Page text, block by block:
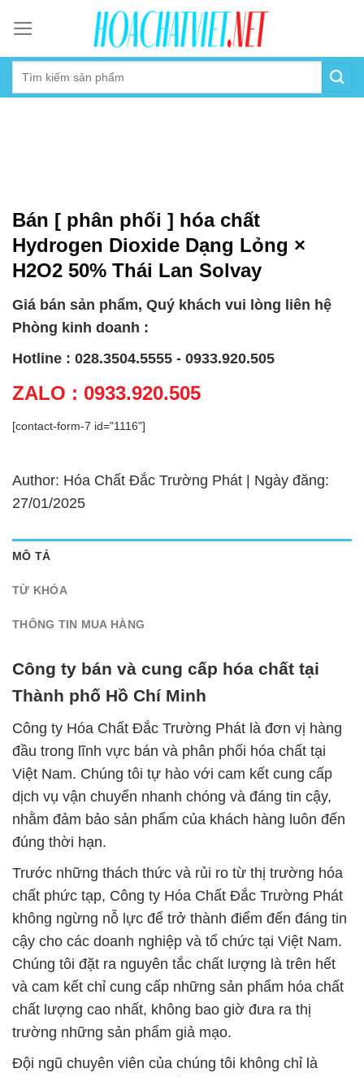
content
Bán [ phân phối ] hóa chất
Hydrogen Dioxide Dạng Lỏng ×
H2O2 50% Thái Lan Solvay
Giá bán sản phẩm, Quý khách vui lòng liên hệ
Phòng kinh doanh :
Hotline : 028.3504.5555 - 0933.920.505
ZALO : 0933.920.505
[contact-form-7 id="1116"]
Author: Hóa Chất Đắc Trường Phát | Ngày đăng:
27/01/2025
MÔ TẢ
TỪ KHÓA
THÔNG TIN MUA HÀNG
Công ty bán và cung cấp hóa chất tại
Thành phố Hồ Chí Minh
Công ty Hóa Chất Đắc Trường Phát là đơn vị hàng
đầu trong lĩnh vực bán và phân phối hóa chất tại
Việt Nam. Chúng tôi tự hào với cam kết cung cấp
dịch vụ vận chuyển nhanh chóng và đáng tin cậy,
nhằm đảm bảo sản phẩm của khách hàng luôn đến
đúng thời hạn.
Trước những thách thức và rủi ro từ thị trường hóa
chất phức tạp, Công ty Hóa Chất Đắc Trường Phát
không ngừng nỗ lực để trở thành điểm đến đáng tin
cậy cho các doanh nghiệp và tổ chức tại Việt Nam.
Chúng tôi đặt ra nguyên tắc chất lượng là trên hết
và cam kết chỉ cung cấp những sản phẩm hóa chất
chất lượng cao nhất, không bao giờ đưa ra thị
trường những sản phẩm giả mạo.
Đội ngũ chuyên viên của chúng tôi không chỉ là